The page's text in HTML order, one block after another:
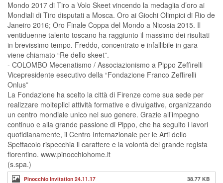
Mondo 2017 di Tiro a Volo Skeet vincendo la medaglia d’oro ai
Mondiali di Tiro disputati a Mosca. Oro ai Giochi Olimpici di Rio de
Janeiro 2016; Oro Finale Coppa del Mondo a Nicosia 2015. Il
ventiduenne talento toscano ha raggiunto il massimo dei risultati
in brevissimo tempo. Freddo, concentrato e infallibile in gara
viene chiamato “Re dello skeet”.
- COLOMBO Mecenatismo / Associazionismo a Pippo Zeffirelli
Vicepresidente esecutivo della “Fondazione Franco Zeffirelli
Onlus”
La Fondazione ha scelto la città di Firenze come sua sede per
realizzare molteplici attività formative e divulgative, organizzando
un centro mondiale unico nel suo genere. Grazie all’impegno
continuo e alla grande passione di Pippo, che ha seguito i lavori
quotidianamente, il Centro Internazionale per le Arti dello
Spettacolo rispecchia il carattere e la volontà del grande regista
fiorentino. www.pinocchiohome.it
(s.spa.)
Pinocchio Invitation 24.11.17 38.77 KB